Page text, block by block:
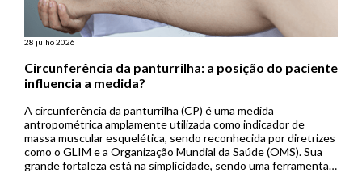
28 julho 2026
Circunferência da panturrilha: a posição do paciente
influencia a medida?
A circunferência da panturrilha (CP) é uma medida
antropométrica amplamente utilizada como indicador de
massa muscular esquelética, sendo reconhecida por diretrizes
como o GLIM e a Organização Mundial da Saúde (OMS). Sua
grande fortaleza está na simplicidade, sendo uma ferramenta